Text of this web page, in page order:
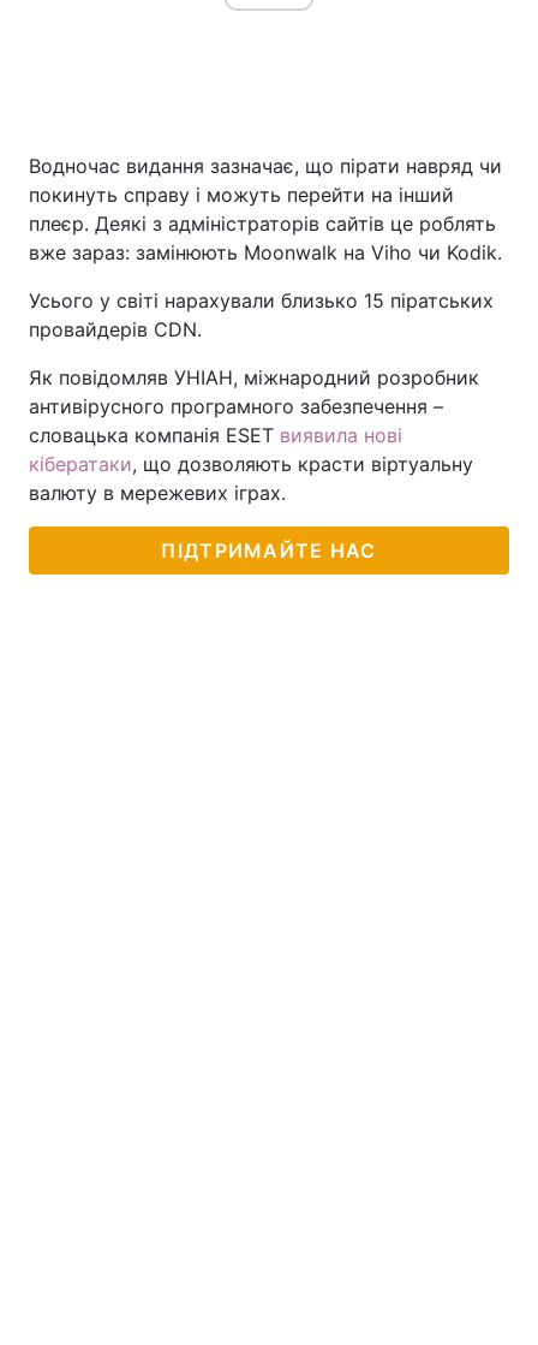
Водночас видання зазначає, що пірати навряд чи
покинуть справу і можуть перейти на інший
плеєр. Деякі з адміністраторів сайтів це роблять
вже зараз: замінюють Moonwalk на Viho чи Kodik.
Усього у світі нарахували близько 15 піратських
провайдерів CDN.
Як повідомляв УНІАН, міжнародний розробник
антивірусного програмного забезпечення –
словацька компанія ESET виявила нові
кібератаки, що дозволяють красти віртуальну
валюту в мережевих іграх.
ПІДТРИМАЙТЕ НАС